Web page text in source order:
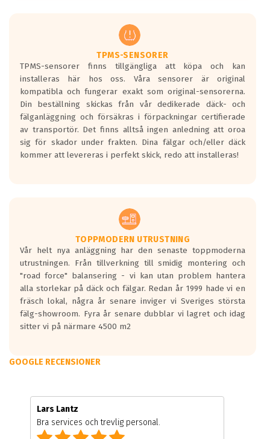
regelverket som introduceras år 2016.
Ett däck med två svarta vågor är redan
godkända för år 2016 nya regelverk.
Ett däck med en svart våg kommer vara
minst tre decibel tystare än det
regelverk som börjar gälla 2016.
TPMS-SENSORER
TPMS-sensorer finns tillgängliga att köpa och kan
installeras här hos oss. Våra sensorer är original
kompatibla och fungerar exakt som original-sensorerna.
Din beställning skickas från vår dedikerade däck- och
fälganläggning och försäkras i förpackningar certifierade
av transportör. Det finns alltså ingen anledning att oroa
sig för skador under frakten. Dina fälgar och/eller däck
kommer att levereras i perfekt skick, redo att installeras!
TOPPMODERN UTRUSTNING
Vår helt nya anläggning har den senaste toppmoderna
utrustningen. Från tillverkning till smidig montering och
"road force" balansering - vi kan utan problem hantera
alla storlekar på däck och fälgar. Redan år 1999 hade vi en
fräsch lokal, några år senare inviger vi Sveriges största
fälg-showroom. Fyra år senare dubblar vi lagret och idag
sitter vi på närmare 4500 m2
GOOGLE RECENSIONER
Lars Lantz
Bra services och trevlig personal.